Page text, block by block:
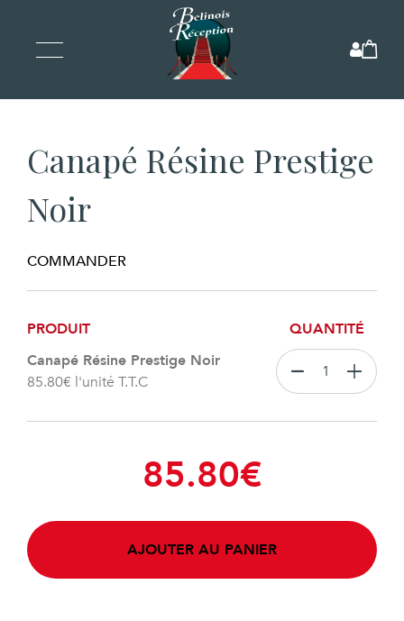
Canapé Résine Prestige
Noir
COMMANDER
PRODUIT
QUANTITÉ
Canapé Résine Prestige Noir
85.80€ l'unité T.T.C
85.80€
AJOUTER AU PANIER